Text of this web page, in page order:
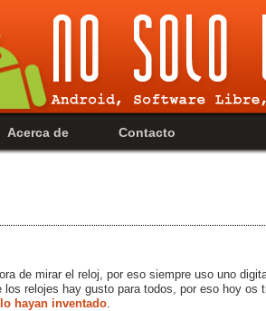
Acerca de Contacto
de mirar el reloj, por eso siempre uso uno
relojes hay gusto para todos, por eso hoy os
hayan inventado